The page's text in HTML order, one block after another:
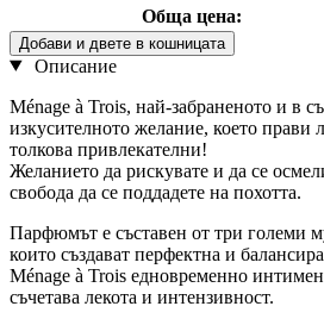
Обща цена:
Добави и двете в кошницата
Описание
Ménage à Trois, най-забраненото и в
изкусителното желание, което прави
толкова привлекателни!
Желанието да рискувате и да се
свобода да се поддадете на похотта.
Парфюмът е съставен от три големи
които създават перфектна и
Ménage à Trois едновременно
съчетава лекота и интензивност.